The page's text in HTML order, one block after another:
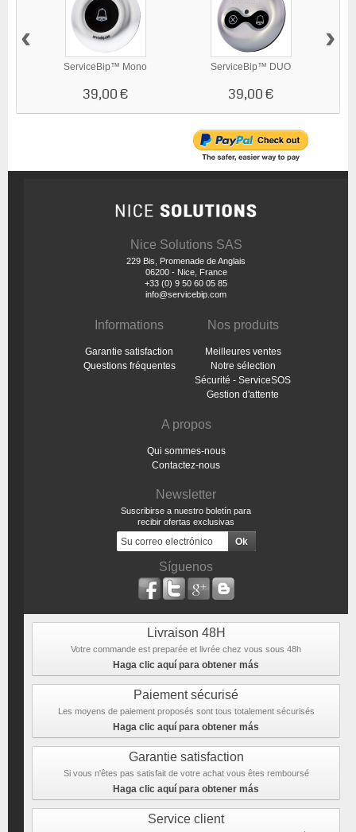
ServiceBip™ Mono
39,00 €
ServiceBip™ DUO
39,00 €
‹ ›
Nice Solutions SAS
229 Bis, Promenade de Anglais
06200 - Nice, France
+33 (0) 9 50 60 05 85
info@servicebip.com
Informations
Garantie satisfaction
Questions fréquentes
Nos produits
Meilleures ventes
Notre sélection
Sécurité - ServiceSOS
Gestion d'attente
A propos
Qui sommes-nous
Contactez-nous
Newsletter
Suscribirse a nuestro boletín para
recibir ofertas exclusivas
Síguenos
Livraison 48H
Votre commande est preparée et livrée chez vous sous 48h
Haga clic aquí para obtener más
Paiement sécurisé
Les moyens de paiement proposés sont tous totalement sécurisés
Haga clic aquí para obtener más
Garantie satisfaction
Si vous n'êtes pas satisfait de votre achat vous êtes remboursé
Haga clic aquí para obtener más
Service client